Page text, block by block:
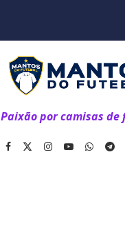
Paixão por camisas de